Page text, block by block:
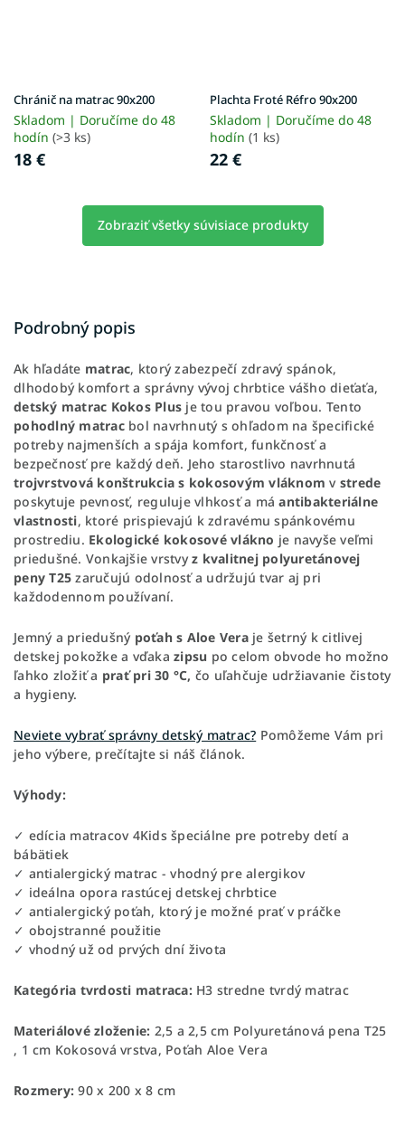
Chránič na matrac 90x200
Skladom | Doručíme do 48
hodín (>3 ks)
18 €
Plachta Froté Réfro 90x200
Skladom | Doručíme do 48
hodín (1 ks)
22 €
Zobraziť všetky súvisiace produkty
Podrobný popis
Ak hľadáte matrac, ktorý zabezpečí zdravý spánok,
dlhodobý komfort a správny vývoj chrbtice vášho dieťaťa,
detský matrac Kokos Plus je tou pravou voľbou. Tento
pohodlný matracbol navrhnutý s ohľadom na špecifické
potreby najmenších a spája komfort, funkčnosť a
bezpečnosť pre každý deň. Jeho starostlivo navrhnutá
trojvrstvová konštrukcia s kokosovým vláknom v strede
poskytuje pevnosť, reguluje vlhkosť a máantibakteriálne
vlastnosti, ktoré prispievajú k zdravému spánkovému
prostrediu. Ekologické kokosové vlákno je navyše veľmi
priedušné. Vonkajšie vrstvyz kvalitnej polyuretánovej
peny T25 zaručujú odolnosť a udržujú tvar aj pri
každodennom používaní.
Jemný a priedušný poťah s Aloe Veraje šetrný k citlivej
detskej pokožke a vďaka zipsu po celom obvode ho možno
ľahko zložiť a prať pri 30 °C, čo uľahčuje udržiavanie čistoty
a hygieny.
Neviete vybrať správny detský matrac? Pomôžeme Vám pri
jeho výbere, prečítajte si náš článok.
Výhody:
✓ edícia matracov 4Kids špeciálne pre potreby detí a
bábätiek
✓ antialergický matrac - vhodný pre alergikov
✓ ideálna opora rastúcej detskej chrbtice
✓ antialergický poťah, ktorý je možné prať v práčke
✓ obojstranné použitie
✓ vhodný už od prvých dní života
Kategória tvrdosti matraca:H3 stredne tvrdý matrac
Materiálové zloženie: 2,5 a 2,5 cm Polyuretánová pena T25
, 1 cm Kokosová vrstva, Poťah Aloe Vera
Rozmery:90 x 200 x 8 cm